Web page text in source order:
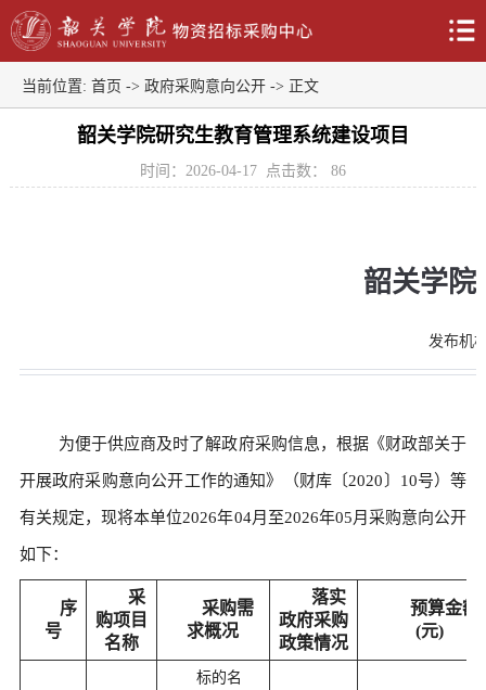
当前位置: 首页 -> 政府采购意向公开 -> 正文
韶关学院研究生教育管理系统建设项目
时间：2026-04-17 点击数： 86
韶关学院
发布机
为便于供应商及时了解政府采购信息，根据《财政部关于
开展政府采购意向公开工作的通知》（财库〔2020〕10号）等
有关规定，现将本单位2026年04月至2026年05月采购意向公开
如下：
序
号
采
购项目
名称
采购需
求概况
落实
政府采购
政策情况
预算金额
(元)
标的名